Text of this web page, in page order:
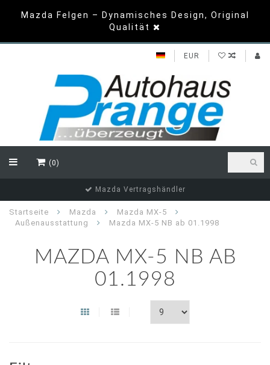
Mazda Felgen – Dynamisches Design, Original
Qualität
EUR
(0)
Mazda Vertragshändler
Startseite Mazda
Mazda MX-5
Außenausstattung
Mazda MX-5 NB ab 01.1998
MAZDA MX-5 NB AB
01.1998